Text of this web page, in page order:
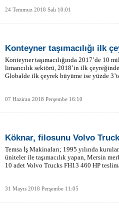
24 Temmuz 2018 Salı 10:01
Konteyner taşımacılığı ilk
Konteyner taşımacılığında 2017’de 10
limancılık sektörü, 2018’in ilk
Globalde ilk çeyrek büyüme ise yüzde
07 Haziran 2018 Perşembe 16:10
Köknar, filosunu Volvo
Temsa İş Makinaları; 1995 yılında
üniteler ile taşımacılık yapan, Mersin
10 adet Volvo Trucks FH13 460 HP
31 Mayıs 2018 Perşembe 11:05